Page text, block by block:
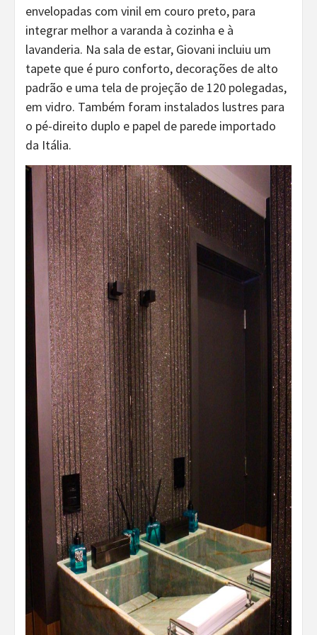
envelopadas com vinil em couro preto, para
integrar melhor a varanda à cozinha e à
lavanderia. Na sala de estar, Giovani incluiu um
tapete que é puro conforto, decorações de alto
padrão e uma tela de projeção de 120 polegadas,
em vidro. Também foram instalados lustres para
o pé-direito duplo e papel de parede importado
da Itália.